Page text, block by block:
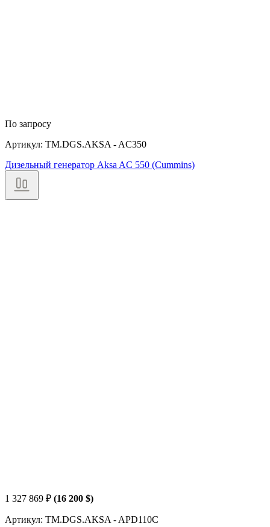
По запросу
Артикул: TM.DGS.AKSA - AC350
Дизельный генератор Aksa AC 550 (Cummins)
1 327 869 ₽ (16 200 $)
Артикул: TM.DGS.AKSA - APD110C